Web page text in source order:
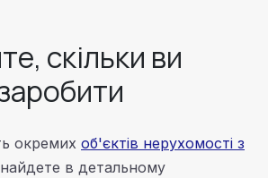
скільки ви
окремих об'єктів нерухомості з
в детальному